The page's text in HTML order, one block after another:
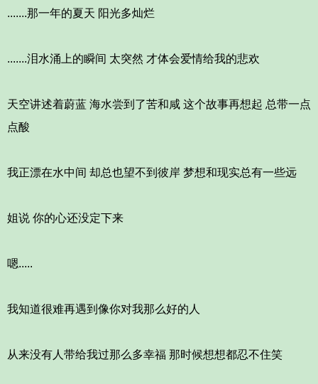
.......那一年的夏天 阳光多灿烂
.......泪水涌上的瞬间 太突然 才体会爱情给我的悲欢
天空讲述着蔚蓝 海水尝到了苦和咸 这个故事再想起 总带一点
点酸
我正漂在水中间 却总也望不到彼岸 梦想和现实总有一些远
姐说 你的心还没定下来
嗯.....
我知道很难再遇到像你对我那么好的人
从来没有人带给我过那么多幸福 那时候想想都忍不住笑